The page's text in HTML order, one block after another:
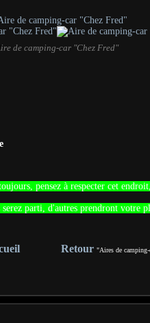
de camping-car "Chez Fred"
pensez à respecter cet
serez parti, d'autres prendront votre
Retour "Aires de camping-